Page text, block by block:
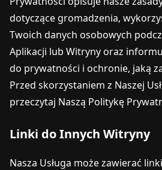
dotyczące gromadzenia,
Twoich danych osobowych
Aplikacji lub Witryny oraz
do prywatności i ochronie, jaką
Przed skorzystaniem z Naszej
przeczytaj Naszą Politykę
Linki do Innych Witryny
Nasza Usługa może zawierać